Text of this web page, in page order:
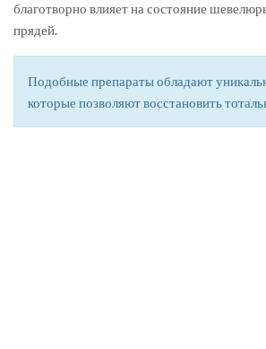
благотворно влияет на состояние
прядей.
Подобные препараты обладают
которые позволяют восстановить